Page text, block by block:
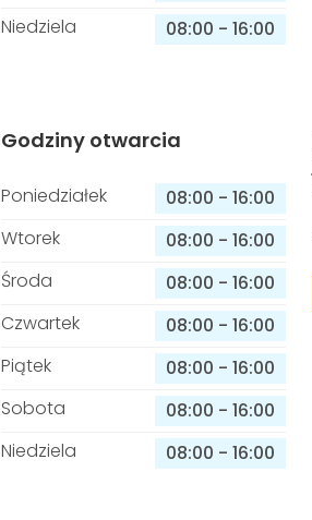
Niedziela
08:00 - 16:00
Godziny otwarcia
Poniedziałek 08:00 - 16:00
Wtorek
08:00 - 16:00
Środa
08:00 - 16:00
Czwartek
08:00 - 16:00
Piątek
08:00 - 16:00
Sobota
08:00 - 16:00
Niedziela
08:00 - 16:00